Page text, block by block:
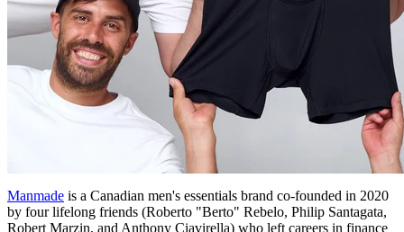
Manmade is a Canadian men's essentials brand co-founded in 2020
by four lifelong friends (Roberto "Berto" Rebelo, Philip Santagata,
Robert Marzin, and Anthony Ciavirella) who left careers in finance